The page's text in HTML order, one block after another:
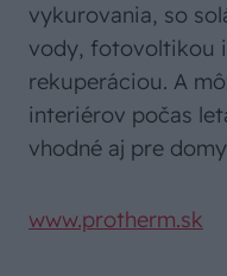
vykurovania, so
vody, fotovoltikou
rekuperáciou. A
interiérov počas
vhodné aj pre
www.protherm.sk